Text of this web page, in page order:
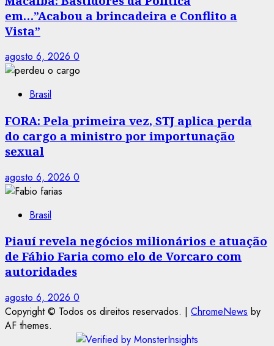
em…”Acabou a brincadeira e Conflito a
Vista”
agosto 6, 2026 0
Brasil
FORA: Pela primeira vez, STJ aplica perda
do cargo a ministro por importunação
sexual
agosto 6, 2026 0
Brasil
Piauí revela negócios milionários e atuação
de Fábio Faria como elo de Vorcaro com
autoridades
agosto 6, 2026 0
Copyright © Todos os direitos reservados. | ChromeNews by
AF themes.